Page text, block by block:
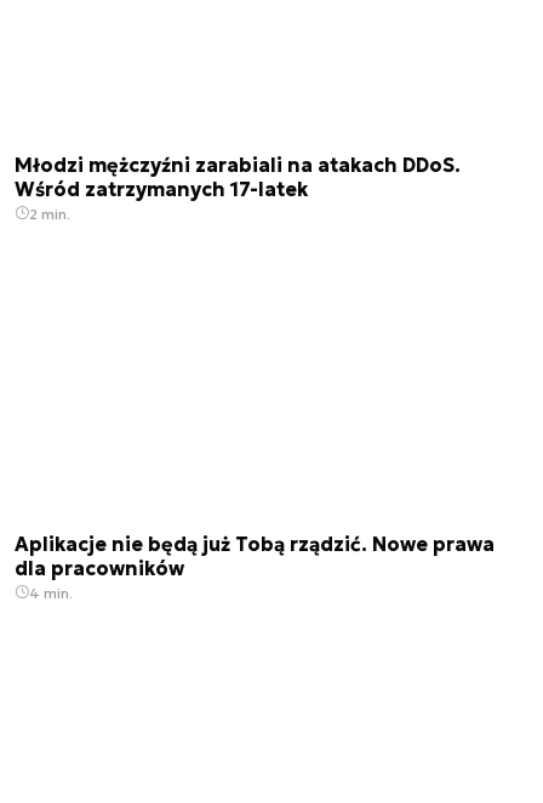
Młodzi mężczyźni zarabiali na atakach DDoS.
Wśród zatrzymanych 17-latek
2 min.
Aplikacje nie będą już Tobą rządzić. Nowe prawa
dla pracowników
4 min.